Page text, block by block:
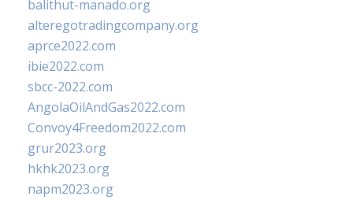
balithut-manado.org
alteregotradingcompany.org
aprce2022.com
ibie2022.com
sbcc-2022.com
AngolaOilAndGas2022.com
Convoy4Freedom2022.com
grur2023.org
hkhk2023.org
napm2023.org